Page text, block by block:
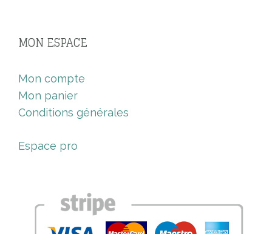
MON ESPACE
Mon compte
Mon panier
Conditions générales
Espace pro